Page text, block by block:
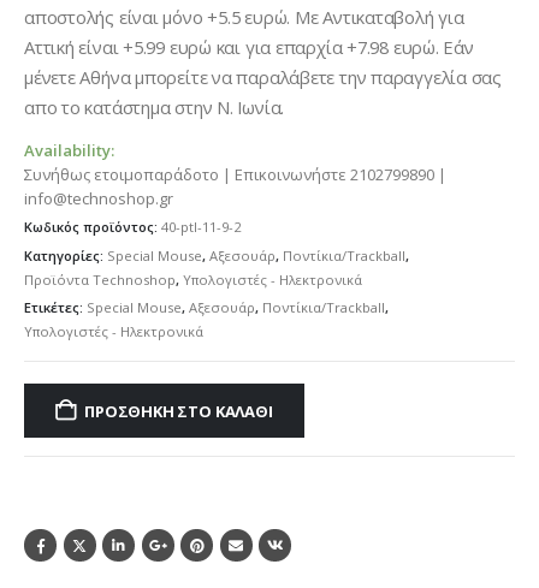
αποστολής είναι μόνο +5.5 ευρώ. Με Αντικαταβολή για
Αττική είναι +5.99 ευρώ και για επαρχία +7.98 ευρώ. Εάν
μένετε Αθήνα μπορείτε να παραλάβετε την παραγγελία σας
απο το κατάστημα στην Ν. Ιωνία.
Availability:
Συνήθως ετοιμοπαράδοτο | Επικοινωνήστε 2102799890 |
info@technoshop.gr
Κωδικός προϊόντος: 40-ptl-11-9-2
Κατηγορίες: Special Mouse, Αξεσουάρ, Ποντίκια/Trackball,
Προϊόντα Technoshop, Υπολογιστές - Ηλεκτρονικά
Ετικέτες: Special Mouse, Αξεσουάρ, Ποντίκια/Trackball,
Υπολογιστές - Ηλεκτρονικά
ΠΡΟΣΘΉΚΗ ΣΤΟ ΚΑΛΆΘΙ